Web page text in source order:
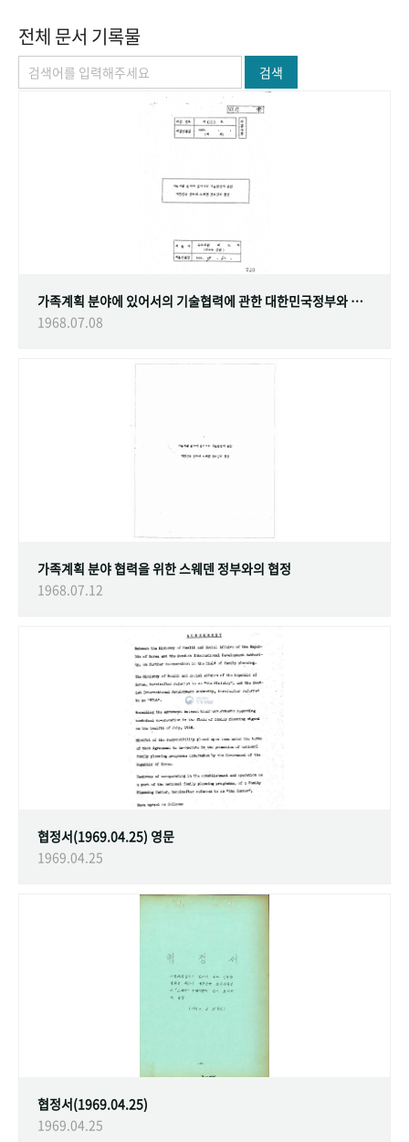
전체 문서 기록물
검색
가족계획 분야에 있어서의 기술협력에 관한 대한민국정부와 스웨덴 정부간의 협정
1968.07.08
가족계획 분야 협력을 위한 스웨덴 정부와의 협정
1968.07.12
협정서(1969.04.25) 영문
1969.04.25
협정서(1969.04.25)
1969.04.25